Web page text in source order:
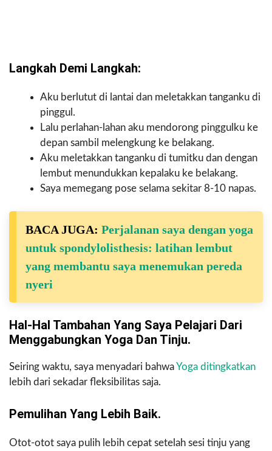
Langkah Demi Langkah:
Aku berlutut di lantai dan meletakkan tanganku di
pinggul.
Lalu perlahan-lahan aku mendorong pinggulku ke
depan sambil melengkung ke belakang.
Aku meletakkan tanganku di tumitku dan dengan
lembut menundukkan kepalaku ke belakang.
Saya memegang pose selama sekitar 8-10 napas.
BACA JUGA: Perjalanan saya dengan yoga
untuk spondylolisthesis: latihan lembut
yang membantu saya menemukan pereda
nyeri
Hal-Hal Tambahan Yang Saya Pelajari Dari
Menggabungkan Yoga Dan Tinju.
Seiring waktu, saya menyadari bahwaYoga ditingkatkan
lebih dari sekadar fleksibilitas saja.
Pemulihan Yang Lebih Baik.
Otot-otot saya pulih lebih cepat setelah sesi tinju yang